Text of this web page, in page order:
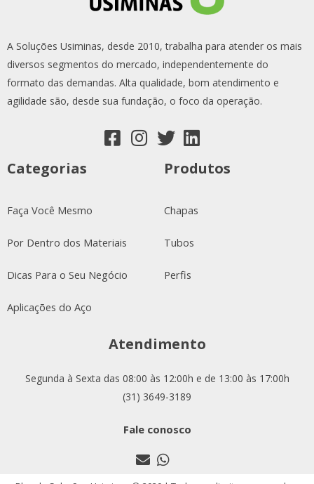
A Soluções Usiminas, desde 2010, trabalha para atender os mais
diversos segmentos do mercado, independentemente do
formato das demandas. Alta qualidade, bom atendimento e
agilidade são, desde sua fundação, o foco da operação.
Categorias
Faça Você Mesmo
Por Dentro dos Materiais
Dicas Para o Seu Negócio
Aplicações do Aço
Produtos
Chapas
Tubos
Perfis
Atendimento
Segunda à Sexta das 08:00 às 12:00h e de 13:00 às 17:00h
(31) 3649-3189
Fale conosco